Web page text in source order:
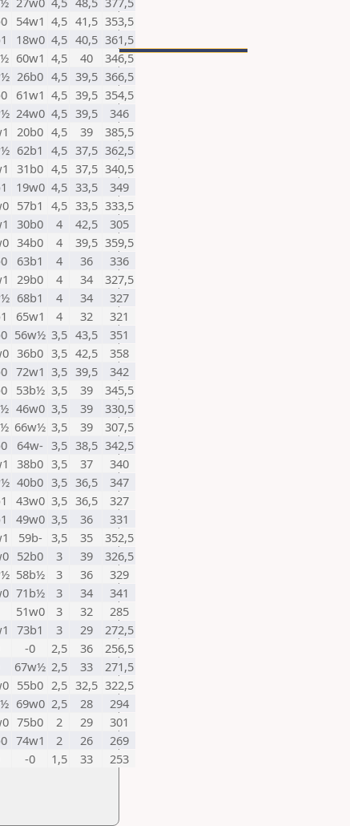
54w1 4,5 41,5 353,5
18w0 4,5 40,5 361,5
60w1 4,5 40
346,5
26b0 4,5 39,5 366,5
61w1 4,5 39,5 354,5
24w0 4,5 39,5
346
20b0 4,5 39
385,5
62b1 4,5 37,5 362,5
31b0 4,5 37,5 340,5
19w0 4,5 33,5
349
57b1 4,5 33,5 333,5
30b0 4 42,5
305
34b0 4 39,5 359,5
63b1 4 36
336
29b0 4 34
327,5
68b1 4 34
327
65w1 4 32
321
56w½ 3,5 43,5
351
36b0 3,5 42,5
358
72w1 3,5 39,5
342
53b½ 3,5 39
345,5
46w0 3,5 39
330,5
66w½ 3,5 39
307,5
64w- 3,5 38,5 342,5
38b0 3,5 37
340
40b0 3,5 36,5
347
43w0 3,5 36,5
327
49w0 3,5 36
331
59b- 3,5 35
352,5
52b0 3 39
326,5
58b½ 3 36
329
71b½ 3 34
341
51w0 3 32
285
73b1 3 29
272,5
-0 2,5 36
256,5
67w½ 2,5 33
271,5
55b0 2,5 32,5 322,5
69w0 2,5 28
294
75b0 2 29
301
74w1 2 26
269
-0 1,5 33
253